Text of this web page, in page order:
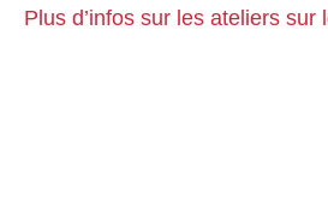
Plus d’infos sur les ateliers sur